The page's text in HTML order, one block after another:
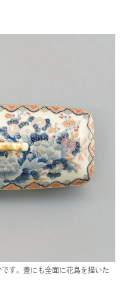
す。蓋にも全面に花鳥を描いた